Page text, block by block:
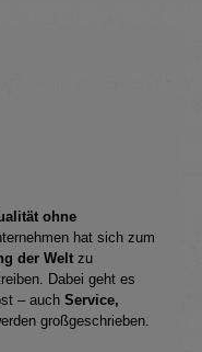
ohne
hat sich zum
der Welt zu
Dabei geht es
– auch Service,
großgeschrieben.